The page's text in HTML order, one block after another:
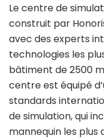
Le centre de
construit par
avec des experts
technologies les
bâtiment de 2500
centre est équipé
standards
de simulation, qui
mannequin les plus